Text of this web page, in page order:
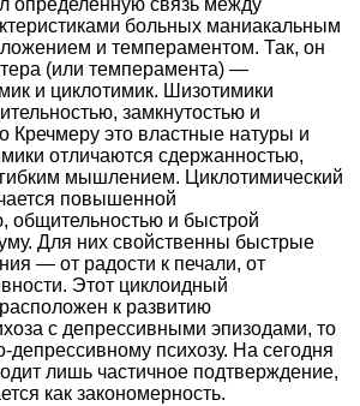
определенную связь между
больных маниакальным
и темпераментом. Так, он
(или темперамента) —
и циклотимик. Шизотимики
замкнутостью и
Кречмеру это властные натуры и
отличаются сдержанностью,
мышлением. Циклотимический
повышенной
общительностью и быстрой
Для них свойственны быстрые
— от радости к печали, от
Этот циклоидный
к развитию
с депрессивными эпизодами, то
депрессивному психозу. На сегодня
лишь частичное подтверждение,
как закономерность.